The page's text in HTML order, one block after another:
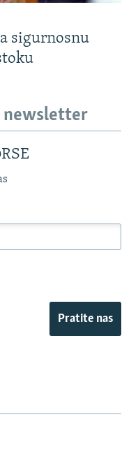
sigurnosnu
newsletter
Pratite nas